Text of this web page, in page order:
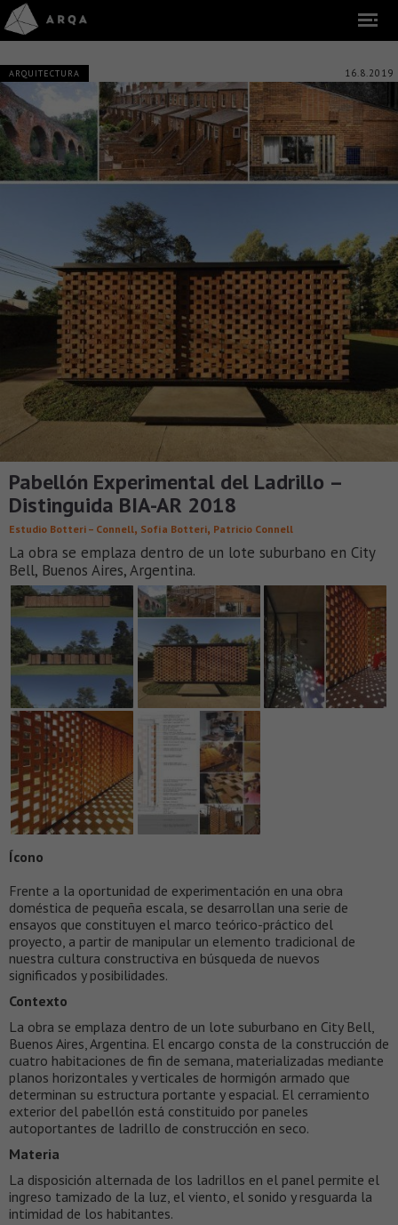
ARQUITECTURA 16.8.2019
Pabellón Experimental del Ladrillo –
Distinguida BIA-AR 2018
Estudio Botteri – Connell, Sofía Botteri, Patricio Connell
La obra se emplaza dentro de un lote suburbano en City
Bell, Buenos Aires, Argentina.
Ícono
Frente a la oportunidad de experimentación en una obra
doméstica de pequeña escala, se desarrollan una serie de
ensayos que constituyen el marco teórico-práctico del
proyecto, a partir de manipular un elemento tradicional de
nuestra cultura constructiva en búsqueda de nuevos
significados y posibilidades.
Contexto
La obra se emplaza dentro de un lote suburbano en City Bell,
Buenos Aires, Argentina. El encargo consta de la construcción de
cuatro habitaciones de fin de semana, materializadas mediante
planos horizontales y verticales de hormigón armado que
determinan su estructura portante y espacial. El cerramiento
exterior del pabellón está constituido por paneles
autoportantes de ladrillo de construcción en seco.
Materia
La disposición alternada de los ladrillos en el panel permite el
ingreso tamizado de la luz, el viento, el sonido y resguarda la
intimidad de los habitantes.